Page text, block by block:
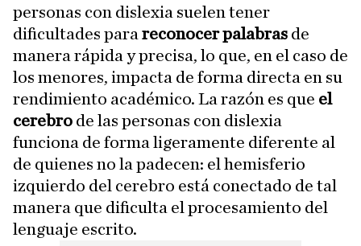
personas con dislexia suelen tener
dificultades para reconocer palabras de
manera rápida y precisa, lo que, en el caso de
los menores, impacta de forma directa en su
rendimiento académico. La razón es que el
cerebro de las personas con dislexia
funciona de forma ligeramente diferente al
de quienes no la padecen: el hemisferio
izquierdo del cerebro está conectado de tal
manera que dificulta el procesamiento del
lenguaje escrito.